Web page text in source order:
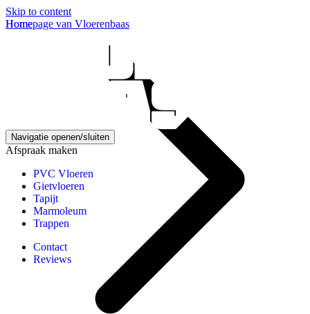
Skip to content
Homepage van Vloerenbaas
Navigatie openen/sluiten
Afspraak maken
PVC Vloeren
Gietvloeren
Tapijt
Marmoleum
Trappen
Contact
Reviews
Home